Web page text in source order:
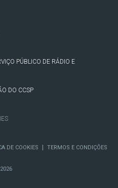
PÚBLICO DE RÁDIO E
DO CCSP
DE COOKIES | TERMOS E CONDIÇÕES